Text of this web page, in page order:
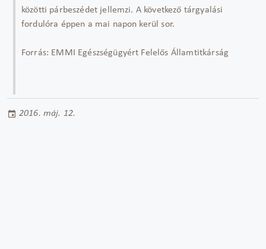
közötti párbeszédet jellemzi. A következő tárgyalási
fordulóra éppen a mai napon kerül sor.
Forrás: EMMI Egészségügyért Felelős Államtitkárság
2016. máj. 12.